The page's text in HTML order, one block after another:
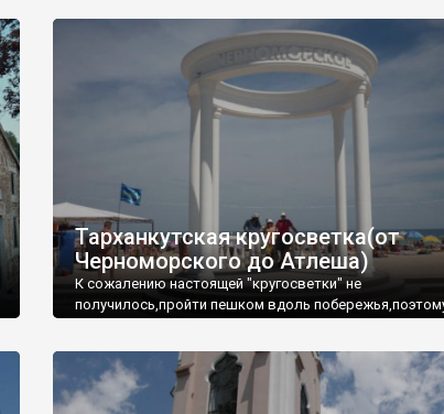
Тарханкутская кругосветка(от
Черноморского до Атлеша)
К сожалению настоящей "кругосветки" не
получилось,пройти пешком вдоль